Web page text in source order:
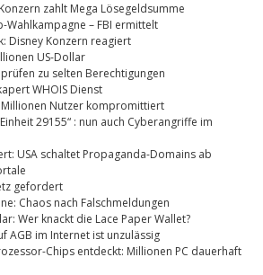
zahlt Mega Lösegeldsumme
Wahlkampagne – FBI ermittelt
Disney Konzern reagiert
US-Dollar
zu selten Berechtigungen
WHOIS Dienst
Millionen Nutzer kompromittiert
29155“ : nun auch Cyberangriffe im
USA schaltet Propaganda-Domains ab
gefordert
Chaos nach Falschmeldungen
Wer knackt die Lace Paper Wallet?
AGB im Internet ist unzulässig
Chips entdeckt: Millionen PC dauerhaft